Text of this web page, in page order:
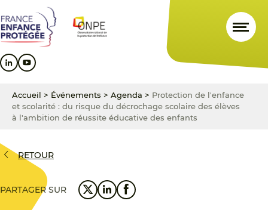
au
contenu
principal
au
menu
principal
au
pied
de
Accueil > Événements > Agenda > Protection de l'enfance
et scolarité : du risque du décrochage scolaire des élèves
à l'ambition de réussite éducative des enfants
RETOUR
PARTAGER SUR